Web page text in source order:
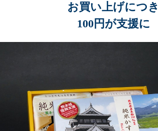
お買い上げにつき
100円が支援に